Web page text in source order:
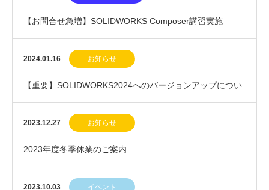
【お問合せ急増】SOLIDWORKS Composer講習実施
中！！
2024.01.16 お知らせ
【重要】SOLIDWORKS2024へのバージョンアップについ
て
2023.12.27 お知らせ
2023年度冬季休業のご案内
2023.10.03 イベント